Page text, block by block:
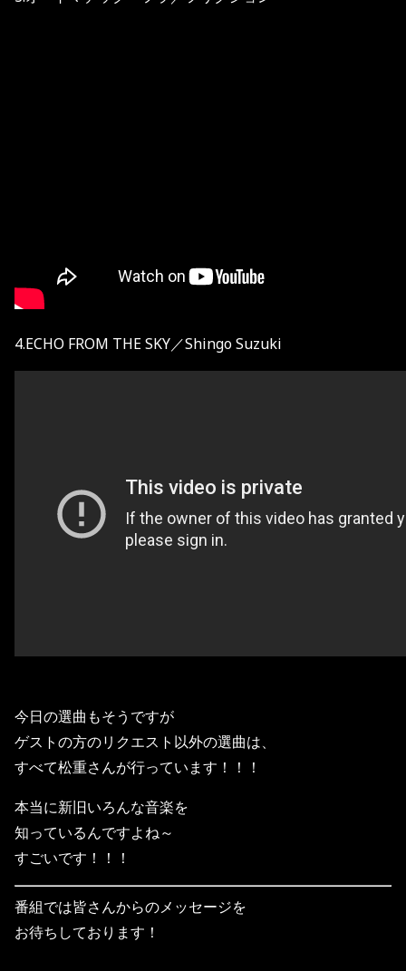
4.ECHO FROM THE SKY／Shingo Suzuki
今日の選曲もそうですが
ゲストの方のリクエスト以外の選曲は、
すべて松重さんが行っています！！！
本当に新旧いろんな音楽を
知っているんですよね～
すごいです！！！
番組では皆さんからのメッセージを
お待ちしております！